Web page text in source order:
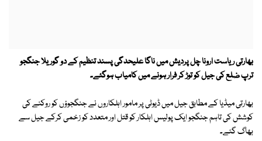
بھارتی ریاست ارونا چل پردیش میں ناگا علیحدگی پسند تنظیم کے دو گوریلا جنگجو
ترپ ضلع کی جیل کو توڑ کر فرار ہونے میں کامیاب ہوگئے۔
بھارتی میڈیا کے مطابق جیل میں ڈیوٹی پر مامور اہلکاروں نے جنگجوؤں کو روکنے کی
کوشش کی تاہم جنگجو ایک پولیس اہلکار کو قتل اور متعدد کو زخمی کرکے جیل سے
بھاگ گئے۔